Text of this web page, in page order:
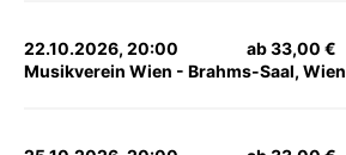
22.10.2026, 20:00
Musikverein Wien - Brahms-Saal, Wien
ab 33,00 €